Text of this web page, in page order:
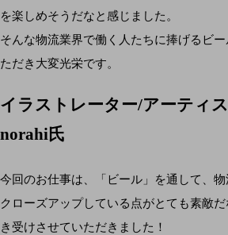
を楽しめそうだなと感じました。
そんな物流業界で働く人たちに捧げるビ
ただき大変光栄です。
イラストレーター/アーティス
norahi氏
今回のお仕事は、「ビール」を通して、
クローズアップしている点がとても素敵だ
き受けさせていただきました！